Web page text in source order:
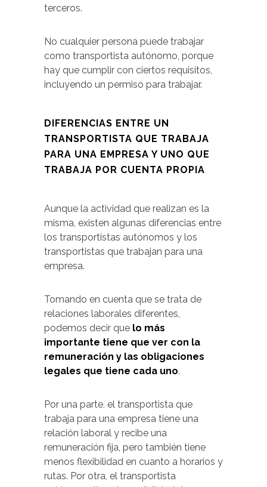
terceros.
No cualquier persona puede trabajar
como transportista autónomo, porque
hay que cumplir con ciertos requisitos,
incluyendo un permiso para trabajar.
DIFERENCIAS ENTRE UN
TRANSPORTISTA QUE TRABAJA
PARA UNA EMPRESA Y UNO QUE
TRABAJA POR CUENTA PROPIA
Aunque la actividad que realizan es la
misma, existen algunas diferencias entre
los transportistas autónomos y los
transportistas que trabajan para una
empresa.
Tomando en cuenta que se trata de
relaciones laborales diferentes,
podemos decir que lo más
importante tiene que ver con la
remuneración y las obligaciones
legales que tiene cada uno.
Por una parte, el transportista que
trabaja para una empresa tiene una
relación laboral y recibe una
remuneración fija, pero también tiene
menos flexibilidad en cuanto a horarios y
rutas. Por otra, el transportista